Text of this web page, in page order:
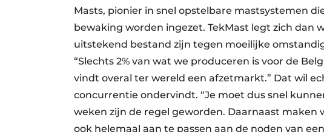
Masts, pionier in snel opstelbare mastsystemen
bewaking worden ingezet. TekMast legt zich dan
uitstekend bestand zijn tegen moeilijke
“Slechts 2% van wat we produceren is voor de
vindt overal ter wereld een afzetmarkt.” Dat wil
concurrentie ondervindt. “Je moet dus snel
weken zijn de regel geworden. Daarnaast
ook helemaal aan te passen aan de noden van